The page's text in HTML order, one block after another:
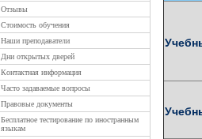
Отзывы
Стоимость обучения
Наши преподаватели
Дни открытых дверей
Контактная информация
Часто задаваемые вопросы
Правовые документы
Бесплатное тестирование по иностранным
языкам